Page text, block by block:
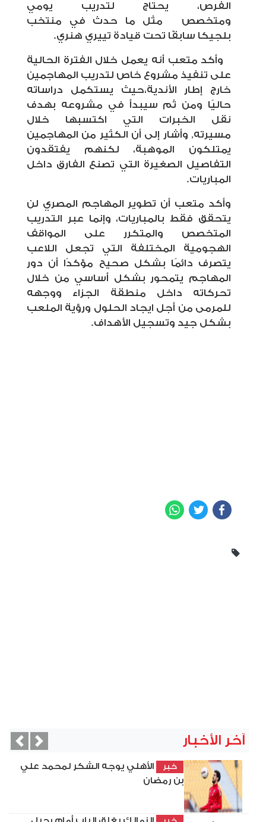
الفرص، يحتاج لتدريب يومي
ومتخصص
مثل ما حدث في منتخب
بلجيكا سابقًا تحت قيادة تييري هنري.
وأكد متعب أنه يعمل خلال الفترة الحالية
على تنفيذ مشروع خاص لتدريب المهاجمين
خارج إطار الأندية،حيث يستكمل دراساته
حاليًا ومن ثم سيبدأ في مشروعه بهدف
نقل الخبرات التي اكتسبها خلال
مسيرته, وأشار إلى أن الكثير من المهاجمين
يمتلكون الموهبة، لكنهم يفتقدون
التفاصيل الصغيرة التي تصنع الفارق داخل
المباريات.
وأكد متعب أن تطوير المهاجم المصري لن
يتحقق فقط بالمباريات، وإنما عبر التدريب
المتخصص والمتكرر على المواقف
الهجومية المختلفة التي تجعل اللاعب
يتصرف دائمًا بشكل صحيح مؤكدًا أن دور
المهاجم يتمحور بشكل أساسي من خلال
تحركاته داخل منطقة الجزاء ووجهه
للمرمى من أجل ايجاد الحلول ورؤية الملعب
بشكل جيد وتسجيل الأهداف.
Facebook
Twitter
آخر الأخبار
خبر
الأهلي يوجه الشكر لمحمد علي
بن رمضان
Next